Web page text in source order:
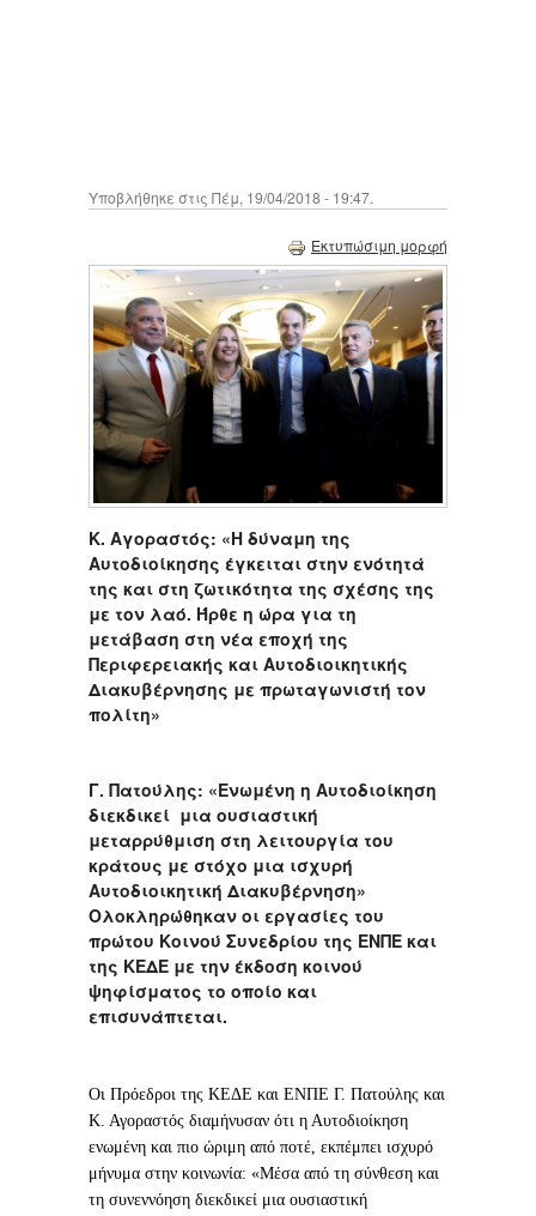
Υποβλήθηκε στις Πέμ, 19/04/2018 - 19:47.
Εκτυπώσιμη μορφή
Κ. Αγοραστός: «Η δύναμη της
Αυτοδιοίκησης έγκειται στην ενότητά
της και στη ζωτικότητα της σχέσης της
με τον λαό. Ήρθε η ώρα για τη
μετάβαση στη νέα εποχή της
Περιφερειακής και Αυτοδιοικητικής
Διακυβέρνησης με πρωταγωνιστή τον
πολίτη»
Γ. Πατούλης: «Ενωμένη η Αυτοδιοίκηση
διεκδικεί μια ουσιαστική
μεταρρύθμιση στη λειτουργία του
κράτους με στόχο μια ισχυρή
Αυτοδιοικητική Διακυβέρνηση»
Ολοκληρώθηκαν οι εργασίες του
πρώτου Κοινού Συνεδρίου της ΕΝΠΕ και
της ΚΕΔΕ με την έκδοση κοινού
ψηφίσματος το οποίο και
επισυνάπτεται.
Οι Πρόεδροι της ΚΕΔΕ και ΕΝΠΕ Γ. Πατούλης και
Κ. Αγοραστός διαμήνυσαν ότι η Αυτοδιοίκηση
ενωμένη και πιο ώριμη από ποτέ, εκπέμπει ισχυρό
μήνυμα στην κοινωνία: «Μέσα από τη σύνθεση και
τη συνεννόηση διεκδικεί μια ουσιαστική